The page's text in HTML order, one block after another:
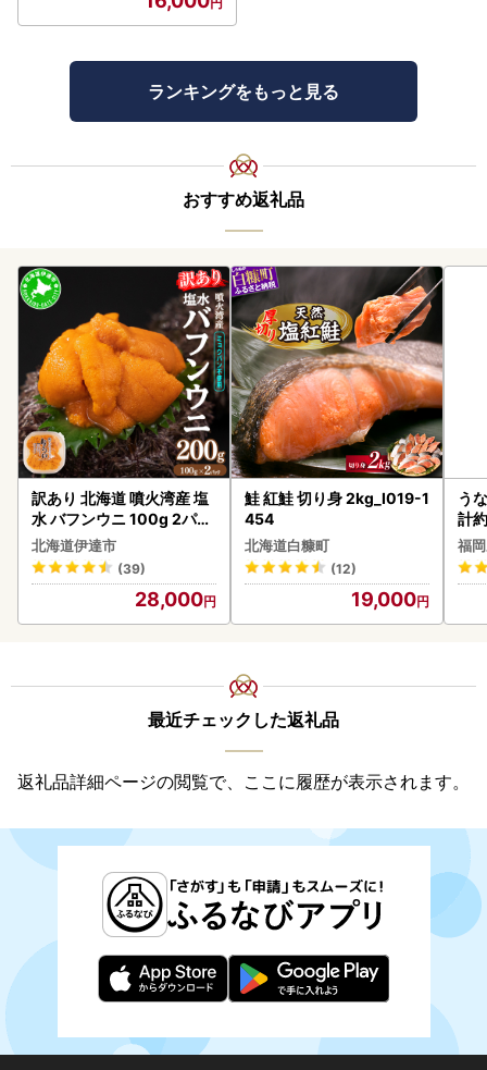
ランキングをもっと見る
おすすめ返礼品
訳あり 北海道 噴火湾産 塩
水 バフンウニ 100g 2パッ
ク 計200g 《アフター保証
付き》うに ウニ 雲丹 海鮮
海の幸 魚介類 ウニ丼 お寿
司 濃厚 無添加 産地直送 お
取り寄せ 山村水産 送料無
北海道伊達市
(39)
28,000
鮭 紅鮭 切り身 2kg_I019-1
454
北海道白糠町
(12)
19,000
う
計
な
福
最近チェックした返礼品
返礼品詳細ページの閲覧で、ここに履歴が表示されます。